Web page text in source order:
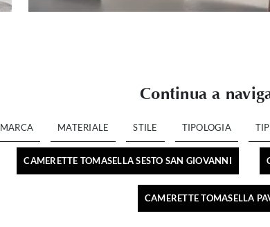
Continua a
MARCA MATERIALE STILE TIPOLOGIA
CAMERETTE TOMASELLA SESTO SAN GIOVANNI
CAMERETTE TOMASELLA